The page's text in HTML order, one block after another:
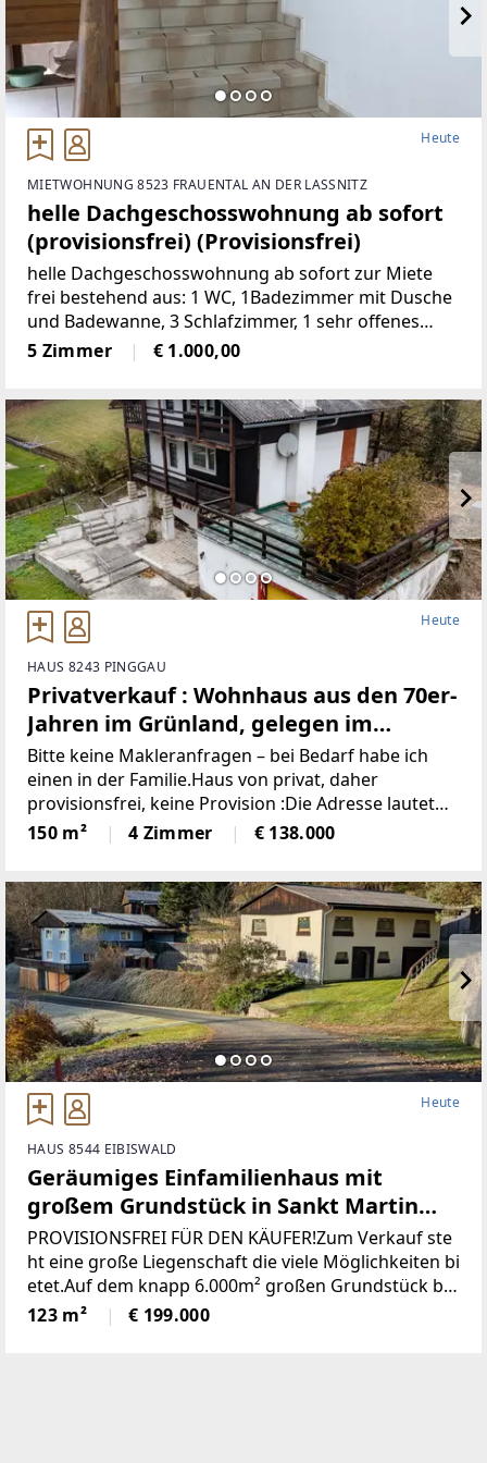
Heute
MIETWOHNUNG 8523 FRAUENTAL AN DER LASSNITZ
helle Dachgeschosswohnung ab sofort
(provisionsfrei) (Provisionsfrei)
helle Dachgeschosswohnung ab sofort zur Miete
frei bestehend aus: 1 WC, 1Badezimmer mit Dusche
und Badewanne, 3 Schlafzimmer, 1 sehr offenes
Wohnzimmermit Balkon und Kachelofen, 1 voll
möbelierte Küche, 1 Abstellraum,
5 Zimmer € 1.000,00
Heute
HAUS 8243 PINGGAU
Privatverkauf : Wohnhaus aus den 70er-
Jahren im Grünland, gelegen im
idyllischen Wechselgebiet
(Provisionsfrei)
Bitte keine Makleranfragen – bei Bedarf habe ich
einen in der Familie.Haus von privat, daher
provisionsfrei, keine Provision :Die Adresse lautet
“8243 Pinggau, Wiesenhöf 43“. Achtung : in
manchen Navis(auch
150 m² 4 Zimmer € 138.000
Heute
HAUS 8544 EIBISWALD
Geräumiges Einfamilienhaus mit
großem Grundstück in Sankt Martin
(Provisionsfrei)
PROVISIONSFREI FÜR DEN KÄUFER!Zum Verkauf ste
ht eine große Liegenschaft die viele Möglichkeiten bi
etet.Auf dem knapp 6.000m² großen Grundstück be
findet sich ein Wohngebäude bestehend aus derzeit
zwei getrennten Wohnungen, einem großen zweist
123 m² € 199.000